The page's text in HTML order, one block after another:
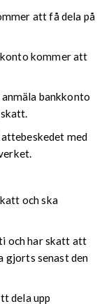
att få dela på
kommer att
bankkonto
med
och ska
och har skatt att
gjorts senast den
dela upp